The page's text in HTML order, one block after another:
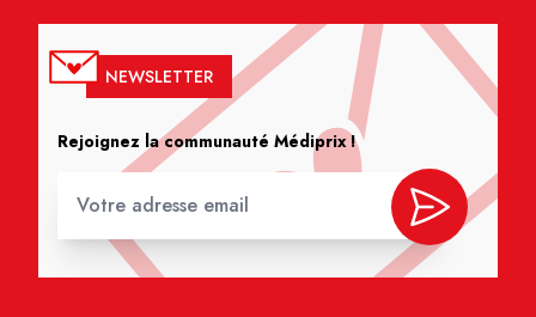
NEWSLETTER
Rejoignez la communauté Médiprix !